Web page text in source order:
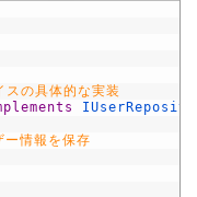
の具体的な実装
情報を保存